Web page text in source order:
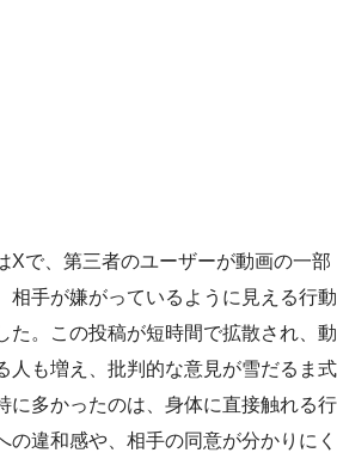
Xで、第三者のユーザーが動画の一部
相手が嫌がっているように見える行動
た。この投稿が短時間で拡散され、動
人も増え、批判的な意見が雪だるま式
に多かったのは、身体に直接触れる行
の違和感や、相手の同意が分かりにく